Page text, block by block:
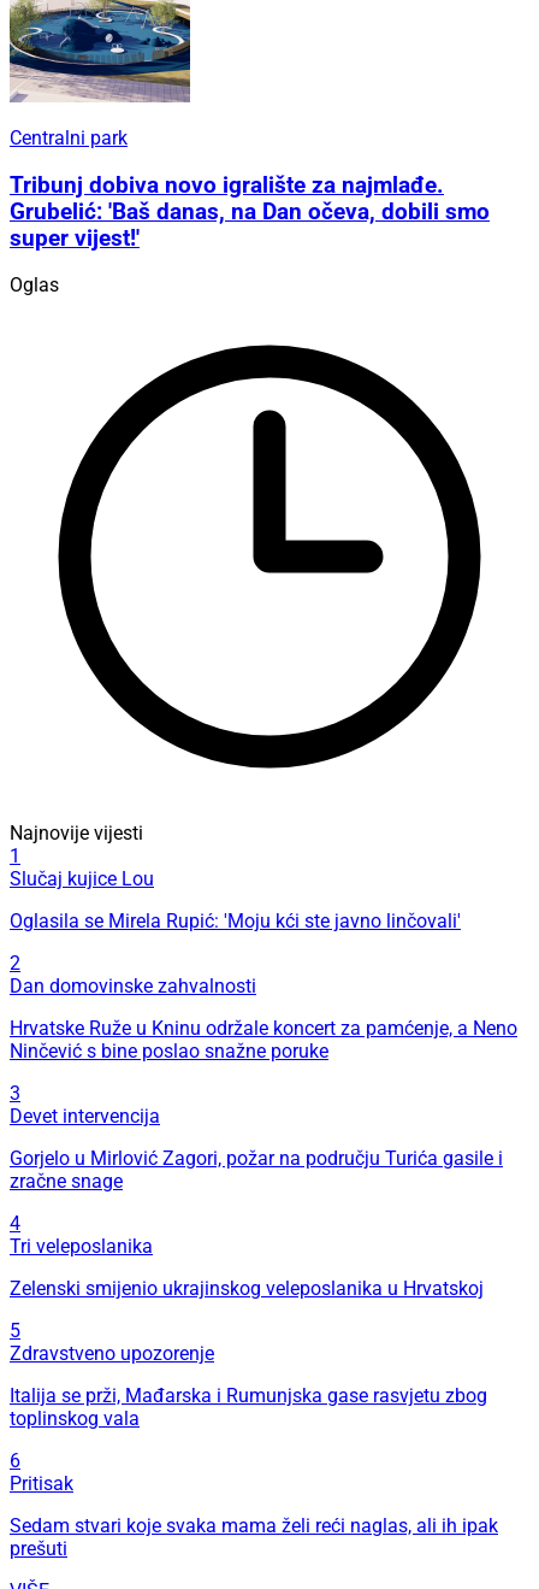
Centralni park
Tribunj dobiva novo igralište za najmlađe.
Grubelić: 'Baš danas, na Dan očeva, dobili smo
super vijest!'
Oglas
Najnovije vijesti
1
Slučaj kujice Lou
Oglasila se Mirela Rupić: 'Moju kći ste javno linčovali'
2
Dan domovinske zahvalnosti
Hrvatske Ruže u Kninu održale koncert za pamćenje, a Neno
Ninčević s bine poslao snažne poruke
3
Devet intervencija
Gorjelo u Mirlović Zagori, požar na području Turića gasile i
zračne snage
4
Tri veleposlanika
Zelenski smijenio ukrajinskog veleposlanika u Hrvatskoj
5
Zdravstveno upozorenje
Italija se prži, Mađarska i Rumunjska gase rasvjetu zbog
toplinskog vala
6
Pritisak
Sedam stvari koje svaka mama želi reći naglas, ali ih ipak
prešuti